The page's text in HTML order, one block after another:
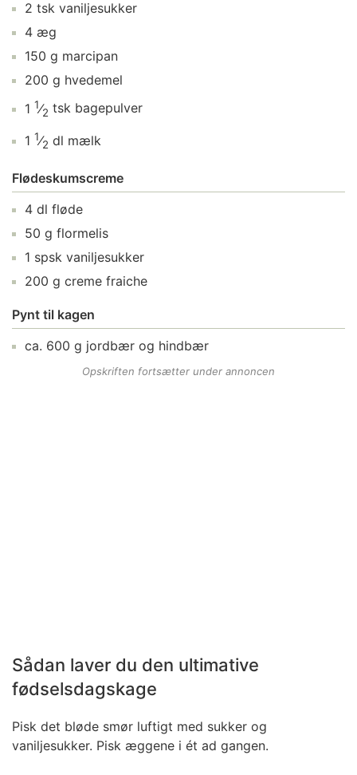
2 tsk vaniljesukker
4 æg
150 g marcipan
200 g hvedemel
1 1⁄2 tsk bagepulver
1 1⁄2 dl mælk
Flødeskumscreme
4 dl fløde
50 g flormelis
1 spsk vaniljesukker
200 g creme fraiche
Pynt til kagen
ca. 600 g jordbær og hindbær
Opskriften fortsætter under annoncen
Sådan laver du den ultimative
fødselsdagskage
Pisk det bløde smør luftigt med sukker og
vaniljesukker. Pisk æggene i ét ad gangen.